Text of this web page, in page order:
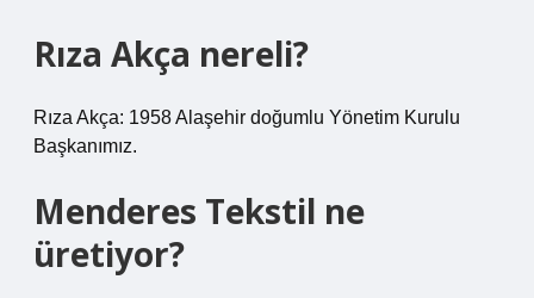
Rıza Akça nereli?
Rıza Akça: 1958 Alaşehir doğumlu Yönetim Kurulu
Başkanımız.
Menderes Tekstil ne
üretiyor?